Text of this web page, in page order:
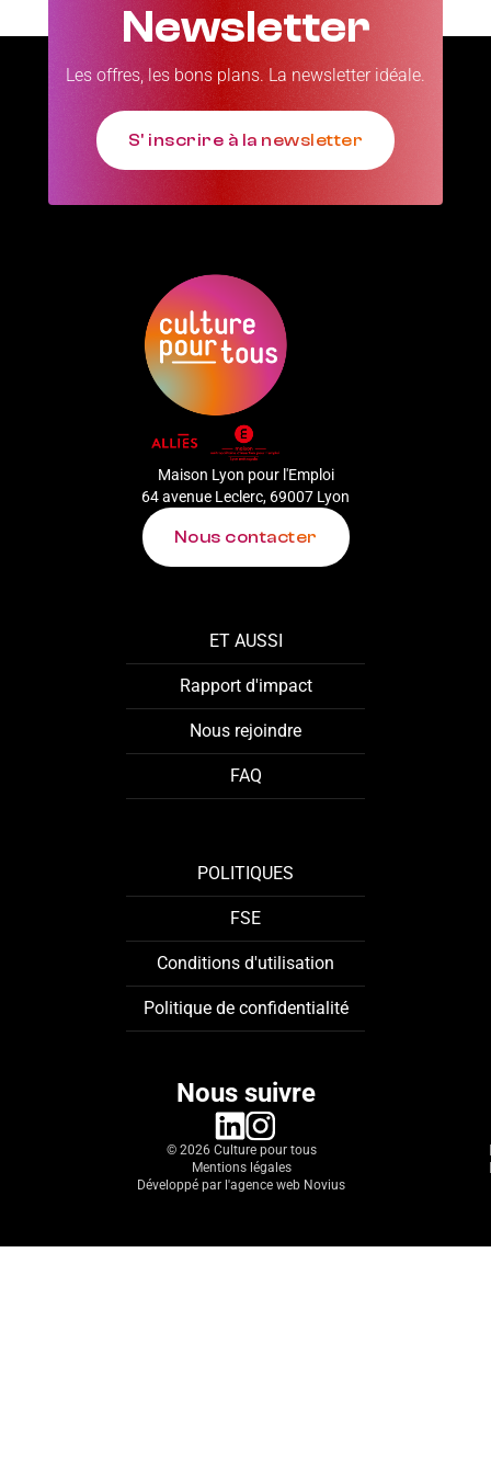
Newsletter
Les offres, les bons plans. La newsletter idéale.
S' inscrire à la newsletter
Maison Lyon pour l'Emploi
64 avenue Leclerc, 69007 Lyon
Nous contacter
ET AUSSI
Rapport d'impact
Nous rejoindre
FAQ
POLITIQUES
FSE
Conditions d'utilisation
Politique de confidentialité
Nous suivre
linkedininstagram
© 2026 Culture pour tous
Mentions légales
Développé par l'agence web Novius